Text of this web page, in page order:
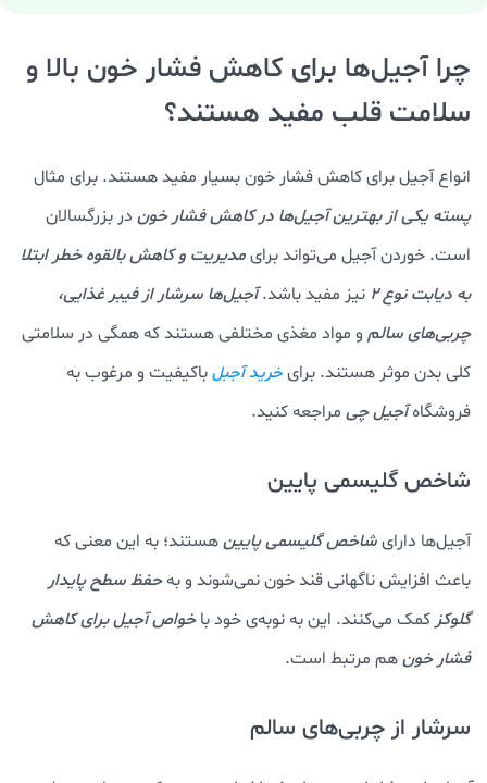
چرا آجیل‌ها برای کاهش فشار خون بالا و
سلامت قلب مفید هستند؟
انواع آجیل برای کاهش فشار خون بسیار مفید هستند. برای مثال
پسته یکی از بهترین آجیل‌ها در کاهش فشار خون در بزرگسالان
است. خوردن آجیل می‌تواند برایمدیریت و کاهش بالقوه خطر ابتلا
به دیابت نوع 2 نیز مفید باشد.آجیل‌ها سرشار از فیبر غذایی،
چربی‌های سالم و مواد مغذی مختلفی هستند که همگی در سلامتی
کلی بدن موثر هستند. برایخرید آجبلباکیفیت و مرغوب به
فروشگاهآجیل چی مراجعه کنید.
شاخص گلیسمی پایین
آجیل‌ها دارایشاخص گلیسمی پایینهستند؛ به این معنی که
باعث افزایش ناگهانی قند خون نمی‌شوند و بهحفظ سطح پایدار
گلوکز کمک می‌کنند. این به نوبه‌ی خود باخواص آجیل برای کاهش
فشار خونهم مرتبط است.
سرشار از چربی‌های سالم